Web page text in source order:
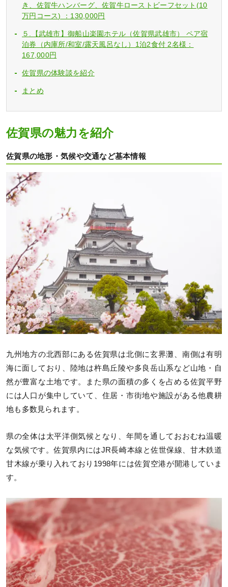
き、佐賀牛ハンバーグ、佐賀牛ローストビーフセット(10
万円コース) ：130,000円
５.【武雄市】御船山楽園ホテル（佐賀県武雄市） ペア宿
泊券（内庫所/和室/露天風呂なし）1泊2食付 2名様：
167,000円
佐賀県の体験談を紹介
まとめ
佐賀県の魅力を紹介
佐賀県の地形・気候や交通など基本情報
九州地方の北西部にある佐賀県は北側に玄界灘、南側は有明
海に面しており、陸地は杵島丘陵や多良岳山系など山地・自
然が豊富な土地です。また県の面積の多くを占める佐賀平野
には人口が集中していて、住居・市街地や施設がある他農耕
地も多数見られます。
県の全体は太平洋側気候となり、年間を通しておおむね温暖
な気候です。佐賀県内にはJR長崎本線と佐世保線、甘木鉄道
甘木線が乗り入れており1998年には佐賀空港が開港していま
す。